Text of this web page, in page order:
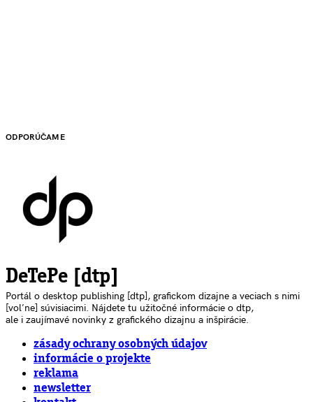
ODPORÚČAME
DeTePe [dtp]
Portál o desktop publishing [dtp], grafickom dizajne a veciach s nimi
[voľne] súvisiacimi. Nájdete tu užitočné informácie o dtp,
ale i zaujímavé novinky z grafického dizajnu a inšpirácie.
zásady ochrany osobných údajov
informácie o projekte
reklama
newsletter